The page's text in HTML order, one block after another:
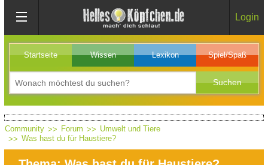
Login
Startseite Wissen Lexikon Spiel/Spaß
Community Forum
Umwelt und Tiere
Was hast du für Haustiere?